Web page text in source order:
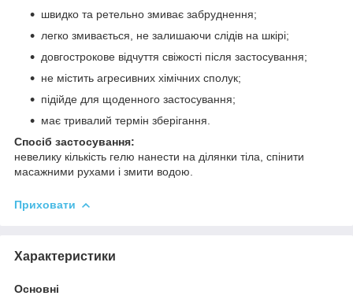
швидко та ретельно змиває забруднення;
легко змивається, не залишаючи слідів на шкірі;
довгострокове відчуття свіжості після застосування;
не містить агресивних хімічних сполук;
підійде для щоденного застосування;
має тривалий термін зберігання.
Спосіб застосування:
невелику кількість гелю нанести на ділянки тіла, спінити
масажними рухами і змити водою.
Приховати
Характеристики
Основні